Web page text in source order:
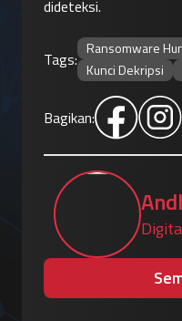
dideteksi.
Tags:
Ransomware
Kunci Dekripsi
Bagikan: